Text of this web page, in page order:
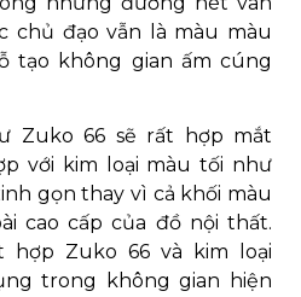
chủ đạo vẫn là màu màu
tạo không gian ấm cúng
Zuko 66 sẽ rất hợp mắt
với kim loại màu tối như
gọn thay vì cả khối màu
cao cấp của đồ nội thất.
hợp Zuko 66 và kim loại
trong không gian hiện